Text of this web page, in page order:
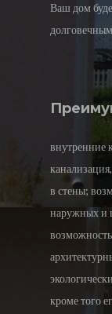
Ваш дом
внутренние
в стены;
наружных и
кроме того